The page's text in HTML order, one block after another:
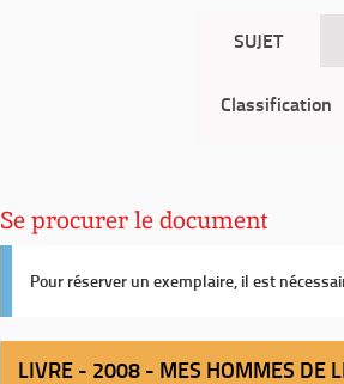
SUJET
Classification
Se procurer le document
Pour réserver un exemplaire, il est
LIVRE - 2008 - MES HOMMES DE